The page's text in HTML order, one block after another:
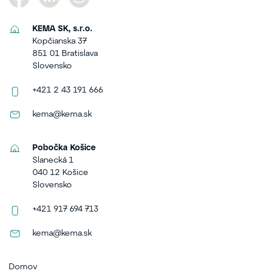
KEMA SK, s.r.o.
Kopčianska 37
851 01 Bratislava
Slovensko
+421 2 43 191 666
kema@kema.sk
Pobočka Košice
Slanecká 1
040 12 Košice
Slovensko
+421 917 694 713
kema@kema.sk
Domov